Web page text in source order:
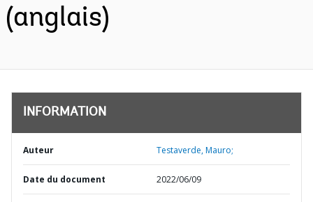
(anglais)
INFORMATION
Auteur Testaverde, Mauro;
Date du document 2022/06/09